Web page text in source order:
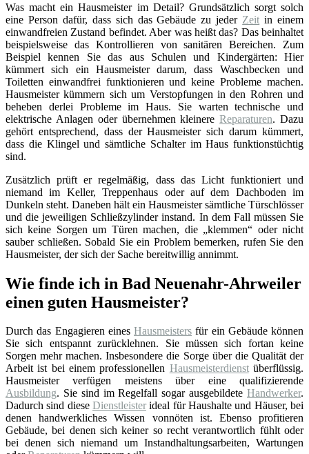
Was macht ein Hausmeister im Detail? Grundsätzlich sorgt solch
eine Person dafür, dass sich das Gebäude zu jeder Zeit in einem
einwandfreien Zustand befindet. Aber was heißt das? Das beinhaltet
beispielsweise das Kontrollieren von sanitären Bereichen. Zum
Beispiel kennen Sie das aus Schulen und Kindergärten: Hier
kümmert sich ein Hausmeister darum, dass Waschbecken und
Toiletten einwandfrei funktionieren und keine Probleme machen.
Hausmeister kümmern sich um Verstopfungen in den Rohren und
beheben derlei Probleme im Haus. Sie warten technische und
elektrische Anlagen oder übernehmen kleinereReparaturen. Dazu
gehört entsprechend, dass der Hausmeister sich darum kümmert,
dass die Klingel und sämtliche Schalter im Haus funktionstüchtig
sind.
Zusätzlich prüft er regelmäßig, dass das Licht funktioniert und
niemand im Keller, Treppenhaus oder auf dem Dachboden im
Dunkeln steht. Daneben hält ein Hausmeister sämtliche Türschlösser
und die jeweiligen Schließzylinder instand. In dem Fall müssen Sie
sich keine Sorgen um Türen machen, die „klemmen“ oder nicht
sauber schließen. Sobald Sie ein Problem bemerken, rufen Sie den
Hausmeister, der sich der Sache bereitwillig annimmt.
Wie finde ich in Bad Neuenahr-Ahrweiler
einen guten Hausmeister?
Durch das Engagieren eines Hausmeisters für ein Gebäude können
Sie sich entspannt zurücklehnen. Sie müssen sich fortan keine
Sorgen mehr machen. Insbesondere die Sorge über die Qualität der
Arbeit ist bei einem professionellen Hausmeisterdienstüberflüssig.
Hausmeister verfügen meistens über eine qualifizierende
Ausbildung. Sie sind im Regelfall sogar ausgebildete Handwerker.
Dadurch sind diese Dienstleister ideal für Haushalte und Häuser, bei
denen handwerkliches Wissen vonnöten ist. Ebenso profitieren
Gebäude, bei denen sich keiner so recht verantwortlich fühlt oder
bei denen sich niemand um Instandhaltungsarbeiten, Wartungen